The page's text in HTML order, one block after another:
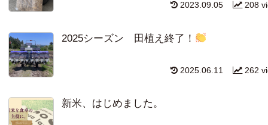
208
2023.09.05
2025シーズン 田植え終了！
262
2025.06.11
新米、はじめました。